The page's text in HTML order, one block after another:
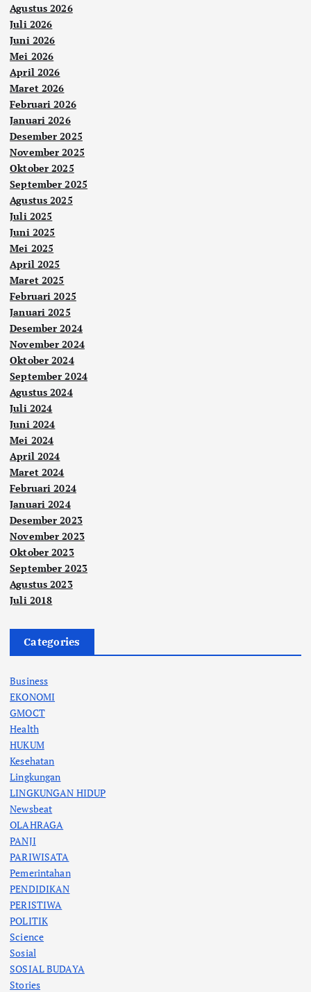
Agustus 2026
Juli 2026
Juni 2026
Mei 2026
April 2026
Maret 2026
Februari 2026
Januari 2026
Desember 2025
November 2025
Oktober 2025
September 2025
Agustus 2025
Juli 2025
Juni 2025
Mei 2025
April 2025
Maret 2025
Februari 2025
Januari 2025
Desember 2024
November 2024
Oktober 2024
September 2024
Agustus 2024
Juli 2024
Juni 2024
Mei 2024
April 2024
Maret 2024
Februari 2024
Januari 2024
Desember 2023
November 2023
Oktober 2023
September 2023
Agustus 2023
Juli 2018
Categories
Business
EKONOMI
GMOCT
Health
HUKUM
Kesehatan
Lingkungan
LINGKUNGAN HIDUP
Newsbeat
OLAHRAGA
PANJI
PARIWISATA
Pemerintahan
PENDIDIKAN
PERISTIWA
POLITIK
Science
Sosial
SOSIAL BUDAYA
Stories